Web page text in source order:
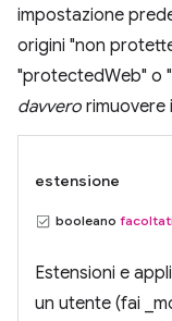
impostazione
origini "non
"protectedWeb" o
davvero rimuovere
estensione
booleano
Estensioni e
un utente (fai